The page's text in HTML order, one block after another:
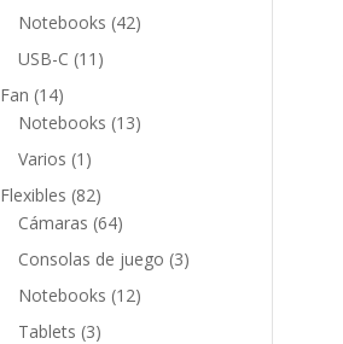
productos
Notebooks 4242
USB-C 11 11
Fan 1414
productos
Notebooks 1313
Varios 1 1
producto
Flexibles 8282
productos
Cámaras 6464
productos
Consolas de juego 33
Notebooks 1212
Tablets 33